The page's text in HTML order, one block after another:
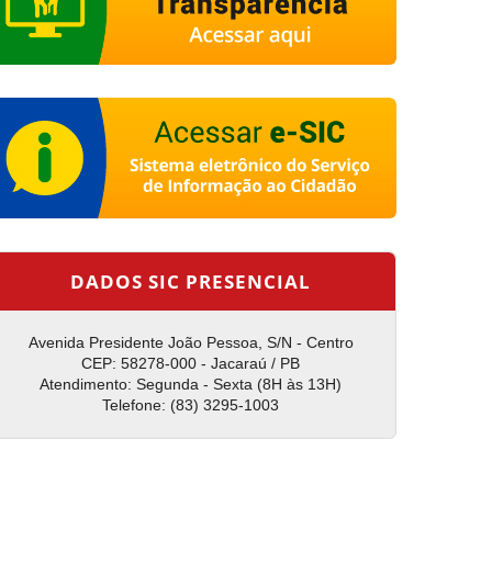
DADOS SIC PRESENCIAL
Avenida Presidente João Pessoa, S/N - Centro
CEP: 58278-000 - Jacaraú / PB
Atendimento: Segunda - Sexta (8H às 13H)
Telefone: (83) 3295-1003